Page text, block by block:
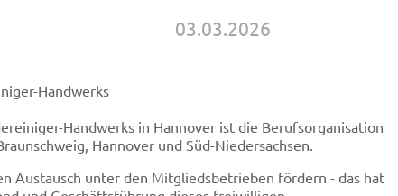
03.03.2026
Handwerks
Handwerks in Hannover ist die Berufsorganisation
Hannover und Süd-Niedersachsen.
Austausch unter den Mitgliedsbetrieben fördern - das hat